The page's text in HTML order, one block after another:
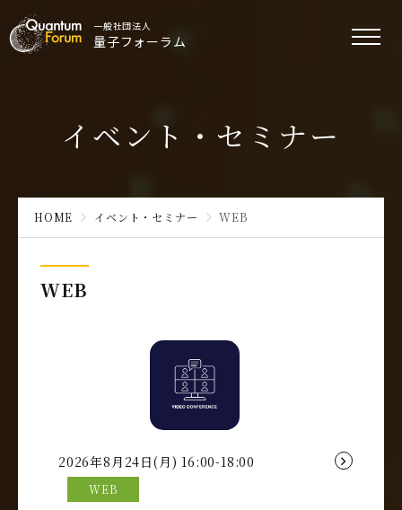
一般社団法人
量子フォーラム
イベント・セミナー
HOME イベント・セミナー WEB
WEB
2026年8月24日(月) 16:00-18:00
WEB